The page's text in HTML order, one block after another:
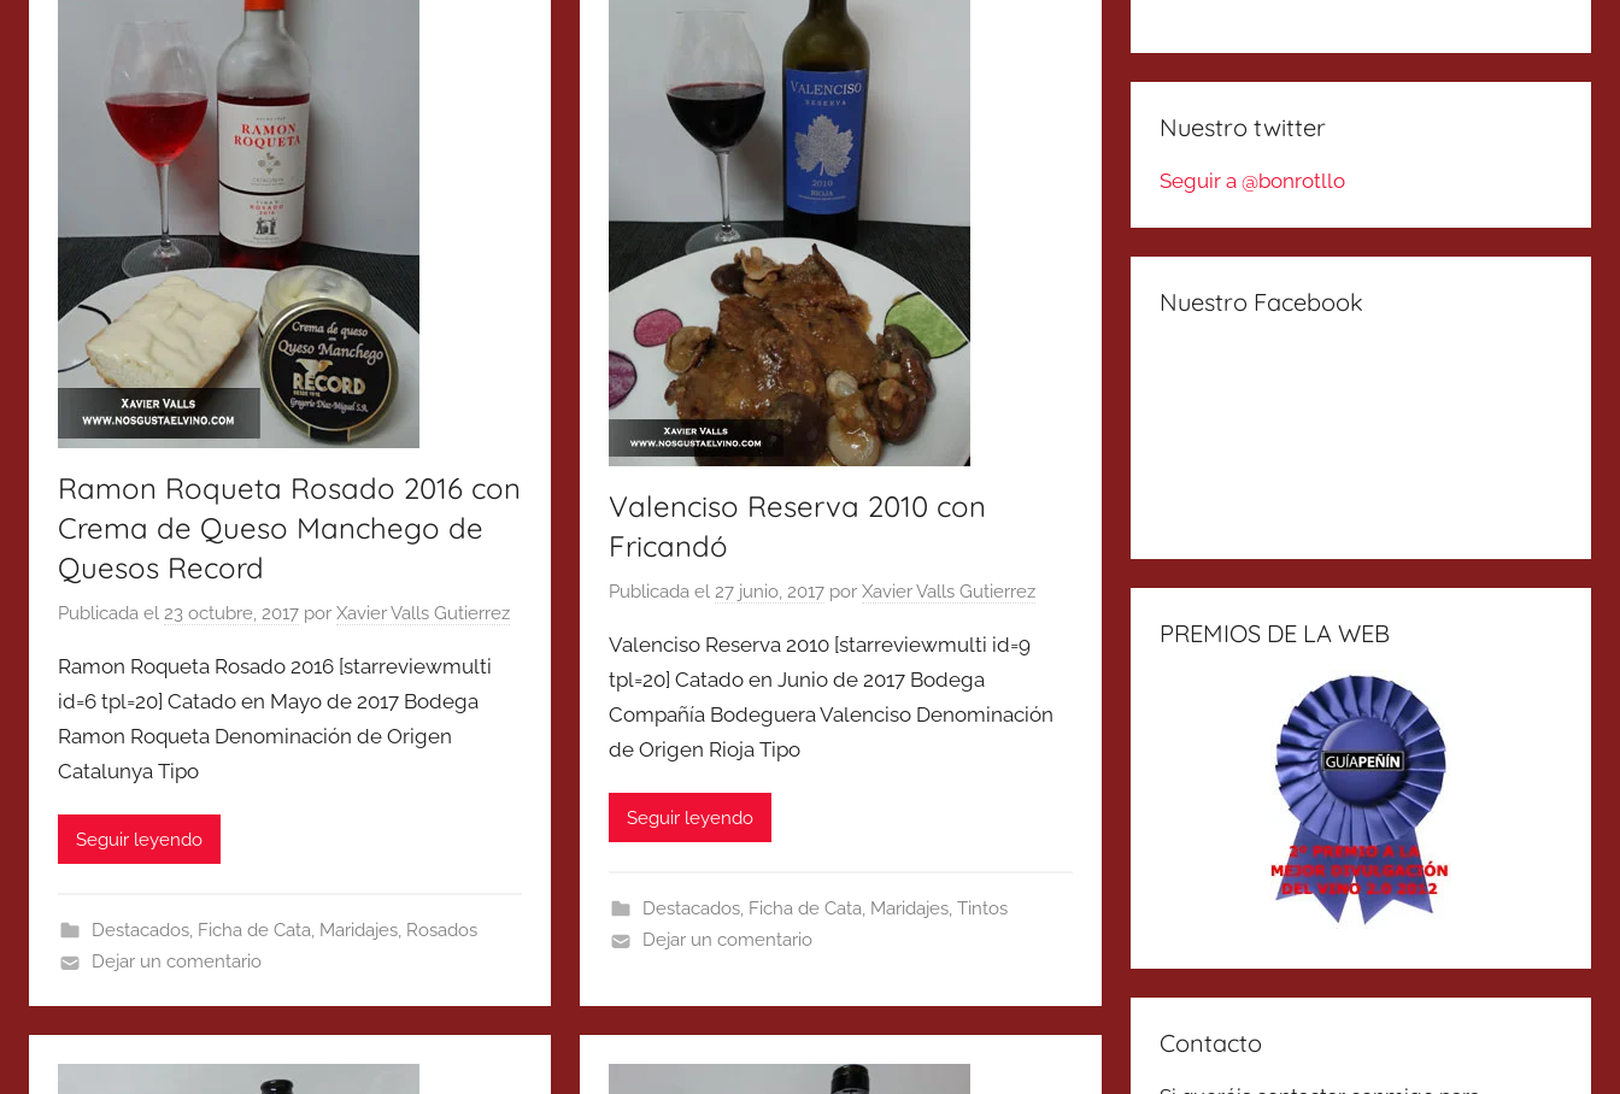
Ramon Roqueta Rosado 2016 con
Crema de Queso Manchego de
Quesos Record
Publicada el 23 octubre, 2017 por Xavier Valls Gutierrez
Ramon Roqueta Rosado 2016 [starreviewmulti
id=6 tpl=20] Catado en Mayo de 2017 Bodega
Ramon Roqueta Denominación de Origen
Catalunya Tipo
Seguir leyendo
Destacados, Ficha de Cata, Maridajes, Rosados
Dejar un comentario
Valenciso Reserva 2010 con
Fricandó
Publicada el27 junio, 2017 porXavier Valls Gutierrez
Valenciso Reserva 2010 [starreviewmulti id=9
tpl=20] Catado en Junio de 2017 Bodega
Compañía Bodeguera Valenciso Denominación
de Origen Rioja Tipo
Seguir leyendo
Destacados, Ficha de Cata, Maridajes, Tintos
Dejar un comentario
Nuestro twitter
Seguir a @bonrotllo
Nuestro Facebook
PREMIOS DE LA WEB
Contacto